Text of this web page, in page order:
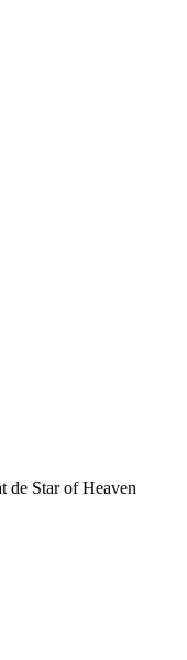
de Star of Heaven